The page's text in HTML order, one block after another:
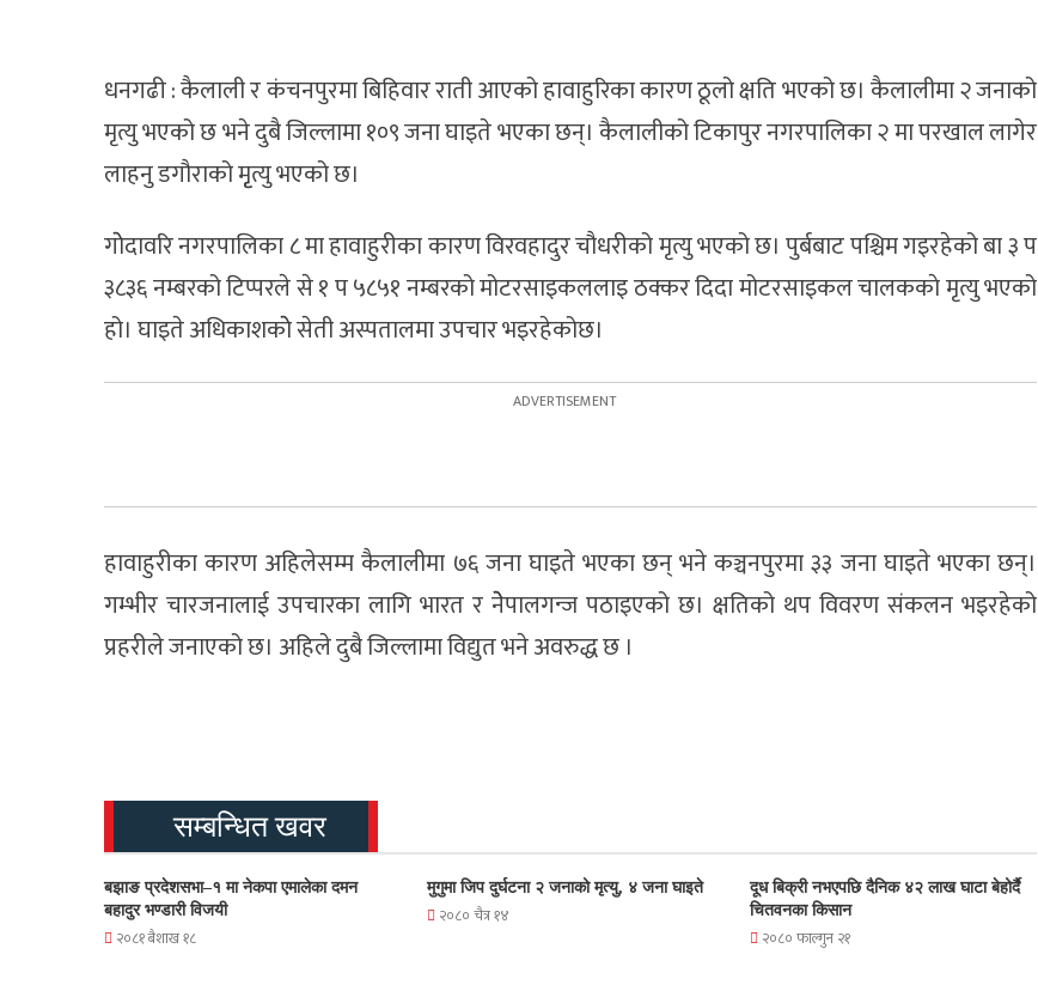
धनगढी : कैलाली र कंचनपुरमा बिहिवार राती आएको हावाहुरिका कारण ठूलो क्षति भएको छ। कैलालीमा २ जनाको
मृत्यु भएको छ भने दुबै जिल्लामा १०९ जना घाइते भएका छन्। कैलालीको टिकापुर नगरपालिका २ मा परखाल लागेर
लाहनु डगौराको मृृत्यु भएको छ।
गाेेदावरि नगरपालिका ८ मा हावाहुरीका कारण विरवहादुर चौधरीको मृत्यु भएको छ। पुर्बबाट पश्चिम गइरहेको बा ३ प
३८३६ नम्बरको टिप्परले से १ प ५८५१ नम्बरको मोटरसाइकललाइ ठक्कर दिदा मोटरसाइकल चालककाे मृत्यु भएको
हो। घाइते अधिकाशकाेे सेती अस्पतालमा उपचार भइरहेकोछ।
हावाहुरीका कारण अहिलेसम्म कैलालीमा ७६ जना घाइते भएका छन् भने कञ्चनपुरमा ३३ जना घाइते भएका छन्।
गम्भीर चारजनालाई उपचारका लागि भारत र नेेेपालगन्ज पठाइएको छ। क्षतिको थप विवरण संकलन भइरहेको
प्रहरीले जनाएको छ। अहिले दुबै जिल्लामा विद्युत भने अवरुद्ध छ ।
सम्बन्धित खवर
बझाङ प्रदेशसभा–१ मा नेकपा एमालेका दमन
बहादुर भण्डारी विजयी
२०८१ बैशाख १८
मुगुमा जिप दुर्घटना २ जनाको मृत्यु, ४ जना घाइते
२०८० चैत्र १४
दूध बिक्री नभएपछि दैनिक ४२ लाख घाटा बेहोर्दै
चितवनका किसान
२०८० फाल्गुन २१